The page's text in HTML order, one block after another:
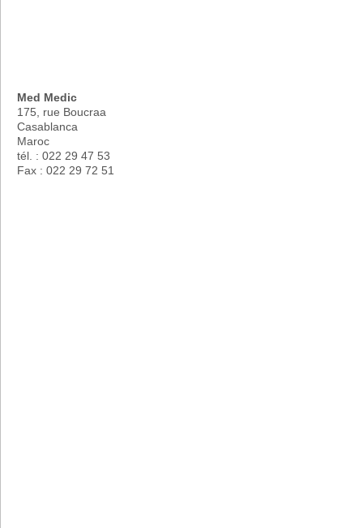
Med Medic
175, rue Boucraa
Casablanca
Maroc
tél. : 022 29 47 53
Fax : 022 29 72 51